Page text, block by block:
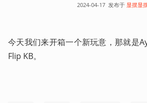
2024-04-17 发布于 显摆显
今天我们来开箱一个新玩意，那就是
Flip KB。